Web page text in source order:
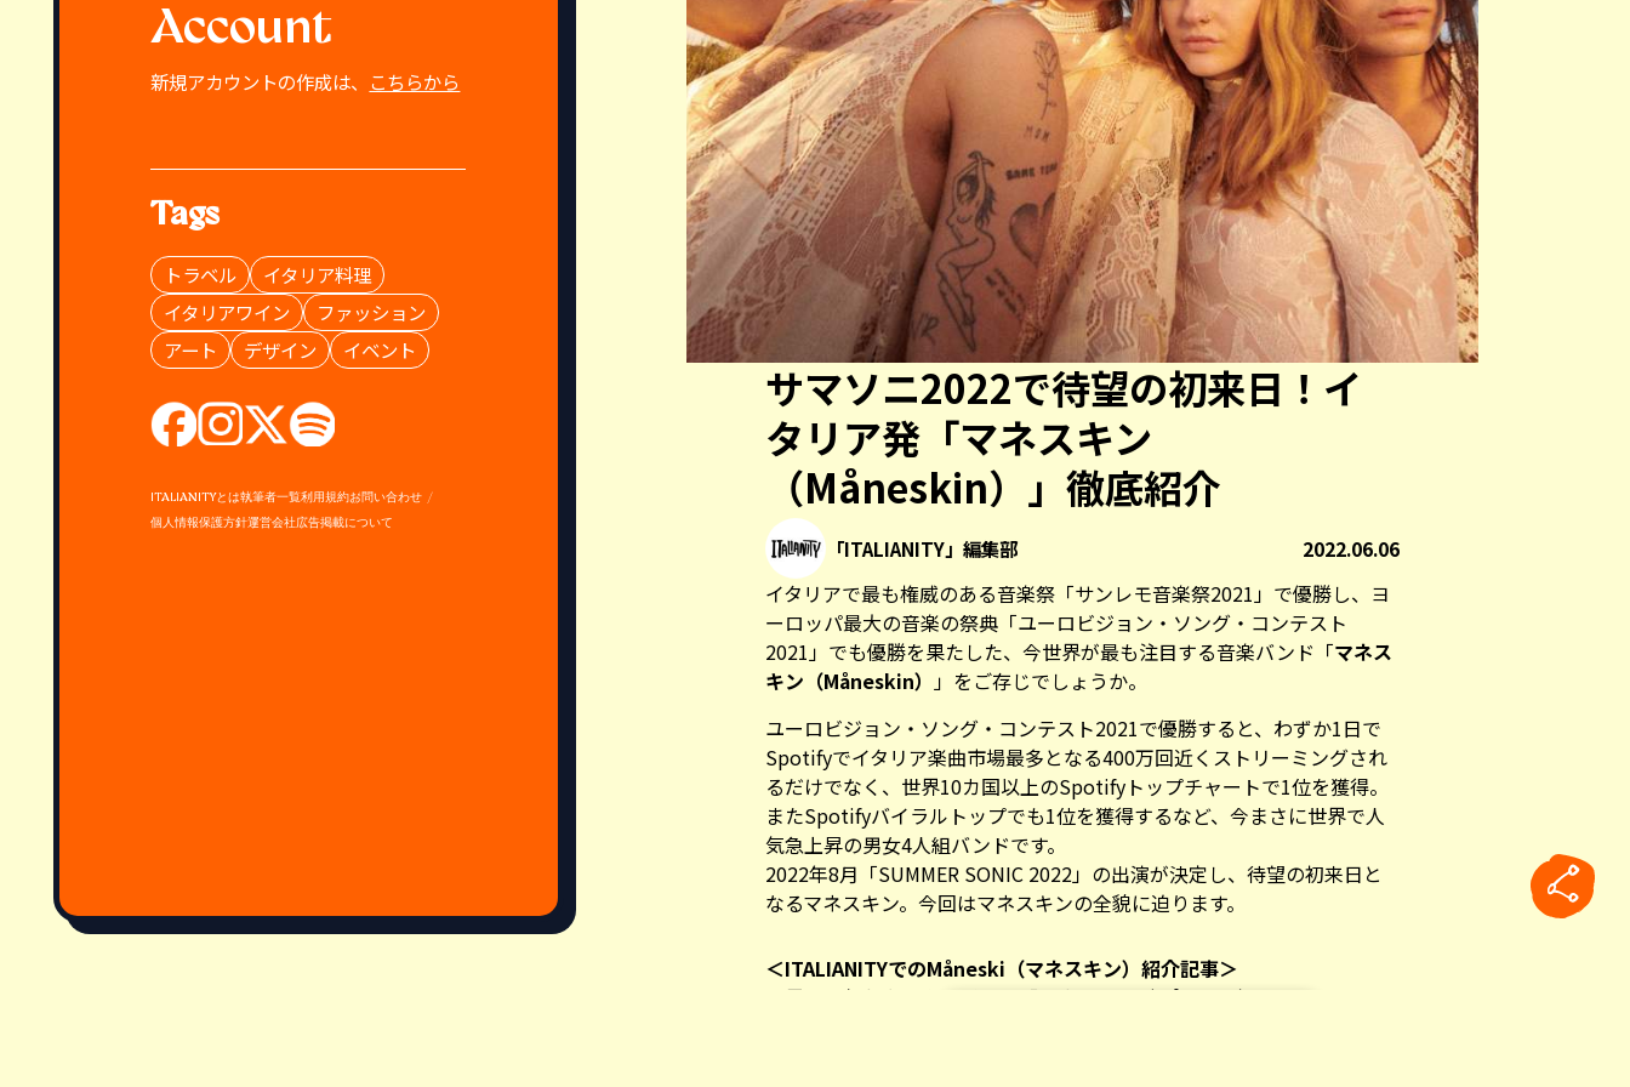
Account
新規アカウントの作成は、 こちらから
Tags
トラベル
イタリア料理
イタリアワイン
ファッション
アート
デザイン イベント
ITALIANITYとは執筆者一覧利用規約お問い合わせ
個人情報保護方針運営会社広告掲載について
サマソニ2022で待望の初来日！イ
タリア発「マネスキン
（Måneskin）」徹底紹介
「ITALIANITY」編集部 2022.06.06
イタリアで最も権威のある音楽祭「サンレモ音楽祭2021」で優勝し、ヨ
ーロッパ最大の音楽の祭典「ユーロビジョン・ソング・コンテスト
2021」でも優勝を果たした、今世界が最も注目する音楽バンド「マネス
キン（Måneskin）」をご存じでしょうか。
ユーロビジョン・ソング・コンテスト2021で優勝すると、わずか1日で
Spotifyでイタリア楽曲市場最多となる400万回近くストリーミングされ
るだけでなく、世界10カ国以上のSpotifyトップチャートで1位を獲得。
またSpotifyバイラルトップでも1位を獲得するなど、今まさに世界で人
気急上昇の男女4人組バンドです。
2022年8月「SUMMER SONIC 2022」の出演が決定し、待望の初来日と
なるマネスキン。今回はマネスキンの全貌に迫ります。
＜ITALIANITYでのMåneski（マネスキン）紹介記事＞
世界で人気急上昇中のバンド「マネスキン（Måneskin）」とは！？